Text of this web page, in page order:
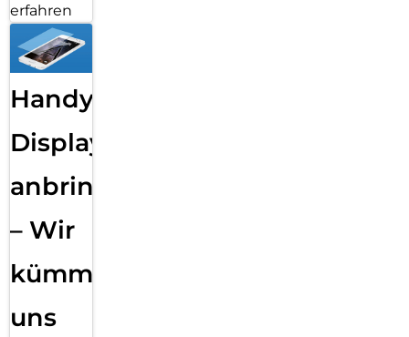
erfahren
Handy
Displayfolie
anbringen
– Wir
kümmern
uns